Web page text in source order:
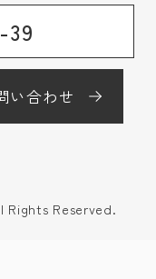
39
い合わせ
Rights Reserved.